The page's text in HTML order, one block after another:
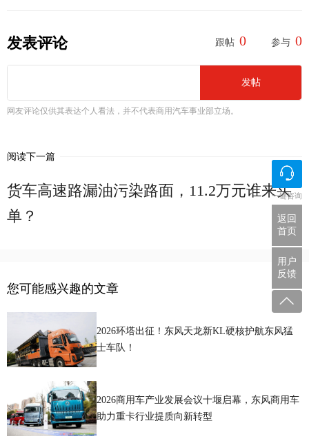
发表评论 跟帖 0 参与 0
发帖
网友评论仅供其表达个人看法，并不代表商用汽车事业部立场。
阅读下一篇
货车高速路漏油污染路面，11.2万元谁来买
单？
您可能感兴趣的文章
2026环塔出征！东风天龙新KL硬核护航东风猛
士车队！
2026商用车产业发展会议十堰启幕，东风商用车
助力重卡行业提质向新转型
一键咨询
返回
首页
用户
反馈